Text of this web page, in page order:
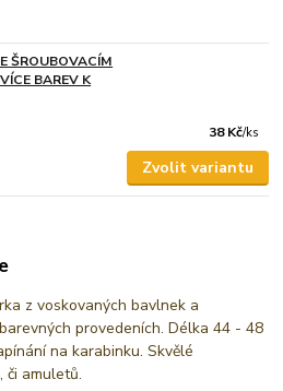
ŠROUBOVACÍM
BAREV K
38 Kč/ks
Zvolit variantu
z voskovaných bavlnek a
provedeních. Délka 44 - 48
na karabinku. Skvělé
či amuletů.